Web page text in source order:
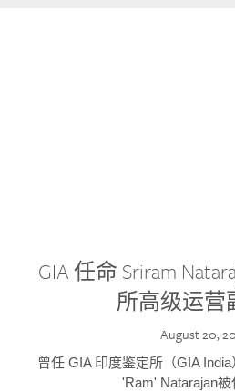
GIA 任命 Sriram
所高级运营
August 20,
曾任 GIA 印度鉴定所（GIA
'Ram' Natarajan被